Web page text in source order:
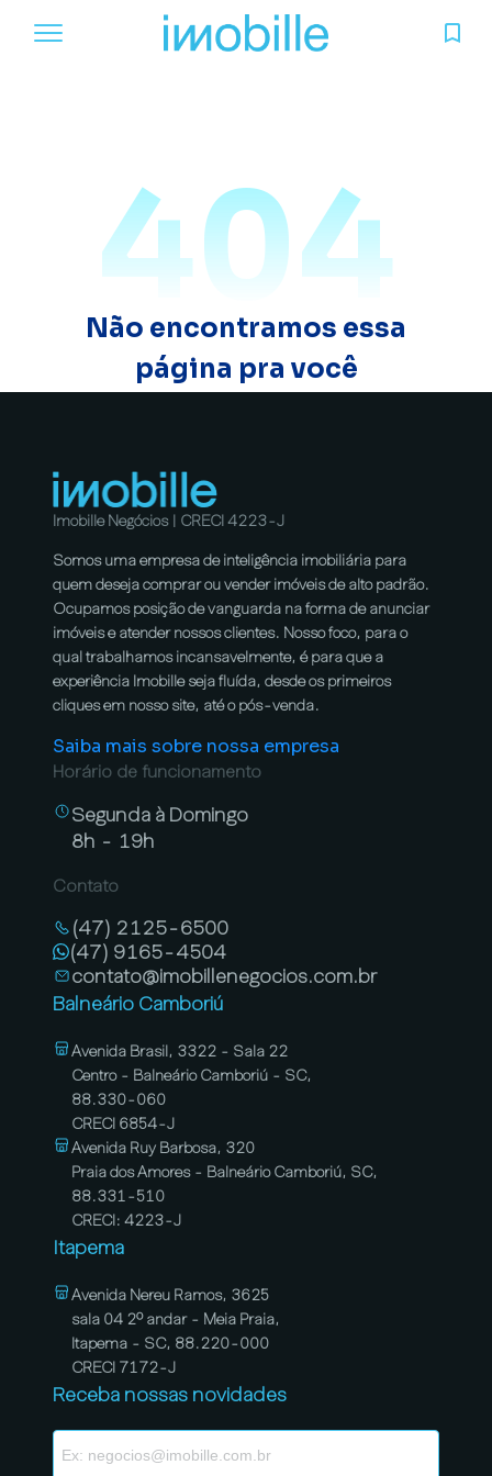
404
Não encontramos essa
página pra você
Imobille Negócios | CRECI 4223-J
Somos uma empresa de inteligência imobiliária para
quem deseja comprar ou vender imóveis de alto padrão.
Ocupamos posição de vanguarda na forma de anunciar
imóveis e atender nossos clientes. Nosso foco, para o
qual trabalhamos incansavelmente, é para que a
experiência Imobille seja fluída, desde os primeiros
cliques em nosso site, até o pós-venda.
Saiba mais sobre nossa empresa
Horário de funcionamento
Segunda à Domingo
8h - 19h
Contato
(47) 2125-6500
(47) 9165-4504
contato@imobillenegocios.com.br
Balneário Camboriú
Avenida Brasil, 3322 - Sala 22
Centro - Balneário Camboriú - SC,
88.330-060
CRECI 6854-J
Avenida Ruy Barbosa, 320
Praia dos Amores - Balneário Camboriú, SC,
88.331-510
CRECI: 4223-J
Itapema
Avenida Nereu Ramos, 3625
sala 04 2º andar - Meia Praia,
Itapema - SC, 88.220-000
CRECI 7172-J
Receba nossas novidades